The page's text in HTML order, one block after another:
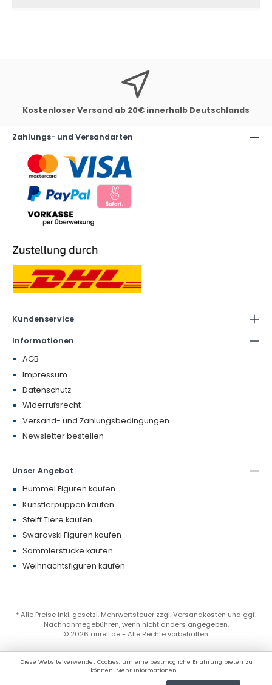
Kostenloser Versand ab 20€ innerhalb Deutschlands
Zahlungs- und Versandarten
Kundenservice
Informationen
AGB
Impressum
Datenschutz
Widerrufsrecht
Versand- und Zahlungsbedingungen
Newsletter bestellen
Unser Angebot
Hummel Figuren kaufen
Künstlerpuppen kaufen
Steiff Tiere kaufen
Swarovski Figuren kaufen
Sammlerstücke kaufen
Weihnachtsfiguren kaufen
* Alle Preise inkl. gesetzl. Mehrwertsteuer zzgl.Versandkosten und ggf.
Nachnahmegebühren, wenn nicht anders angegeben.
© 2026 aureli.de - Alle Rechte vorbehalten.
Diese Website verwendet Cookies, um eine bestmögliche Erfahrung bieten zu
können. Mehr Informationen ...